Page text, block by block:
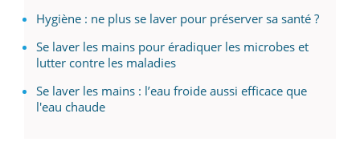
Hygiène : ne plus se laver pour préserver sa santé ?
Se laver les mains pour éradiquer les microbes et
lutter contre les maladies
Se laver les mains : l’eau froide aussi efficace que
l'eau chaude